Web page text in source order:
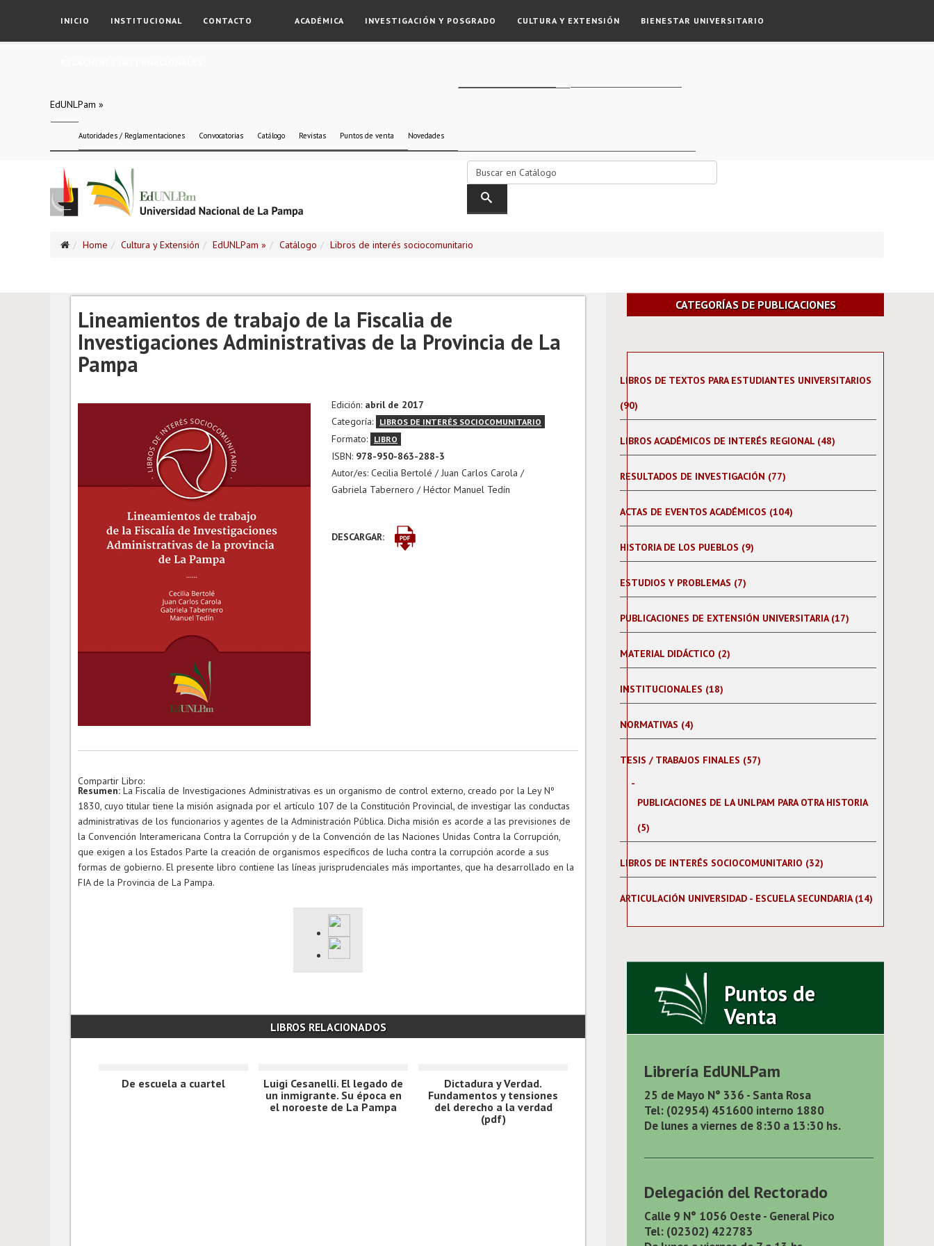
INICIO INSTITUCIONAL CONTACTO ACADÉMICA INVESTIGACIÓN Y POSGRADO CULTURA Y EXTENSIÓN BIENESTAR UNIVERSITARIO
EdUNLPam »
Autoridades / Reglamentaciones Convocatorias Catálogo Revistas Puntos de venta Novedades
Home Cultura y Extensión EdUNLPam » Catálogo Libros de interés sociocomunitario
Lineamientos de trabajo de la Fiscalia de
Investigaciones Administrativas de la Provincia de La
Pampa
Edición: abril de 2017
Categoría:
LIBROS DE INTERÉS SOCIOCOMUNITARIO
Formato: LIBRO
ISBN: 978-950-863-288-3
Autor/es: Cecilia Bertolé / Juan Carlos Carola /
Gabriela Tabernero / Héctor Manuel Tedín
DESCARGAR:
Compartir Libro:
Resumen: La Fiscalía de Investigaciones Administrativas es un organismo de control externo, creado por la Ley Nº
1830, cuyo titular tiene la misión asignada por el artículo 107 de la Constitución Provincial, de investigar las conductas
administrativas de los funcionarios y agentes de la Administración Pública. Dicha misión es acorde a las previsiones de
la Convención Interamericana Contra la Corrupción y de la Convención de las Naciones Unidas Contra la Corrupción,
que exigen a los Estados Parte la creación de organismos específicos de lucha contra la corrupción acorde a sus
formas de gobierno. El presente libro contiene las líneas jurisprudenciales más importantes, que ha desarrollado en la
FIA de la Provincia de La Pampa.
LIBROS RELACIONADOS
De escuela a cuartel
Luigi Cesanelli. El legado de
un inmigrante. Su época en
el noroeste de La Pampa
Dictadura y Verdad.
Fundamentos y tensiones
del derecho a la verdad
(pdf)
CATEGORÍAS DE PUBLICACIONES
LIBROS DE TEXTOS PARA ESTUDIANTES UNIVERSITARIOS
(90)
LIBROS ACADÉMICOS DE INTERÉS REGIONAL (48)
RESULTADOS DE INVESTIGACIÓN (77)
ACTAS DE EVENTOS ACADÉMICOS (104)
HISTORIA DE LOS PUEBLOS (9)
ESTUDIOS Y PROBLEMAS (7)
PUBLICACIONES DE EXTENSIÓN UNIVERSITARIA (17)
MATERIAL DIDÁCTICO (2)
INSTITUCIONALES (18)
NORMATIVAS (4)
TESIS / TRABAJOS FINALES (57)
PUBLICACIONES DE LA UNLPAM PARA OTRA HISTORIA
(5)
LIBROS DE INTERÉS SOCIOCOMUNITARIO (32)
ARTICULACIÓN UNIVERSIDAD - ESCUELA SECUNDARIA (14)
Puntos de
Venta
Librería EdUNLPam
25 de Mayo N° 336 - Santa Rosa
Tel: (02954) 451600 interno 1880
De lunes a viernes de 8:30 a 13:30 hs.
Delegación del Rectorado
Calle 9 N° 1056 Oeste - General Pico
Tel: (02302) 422783